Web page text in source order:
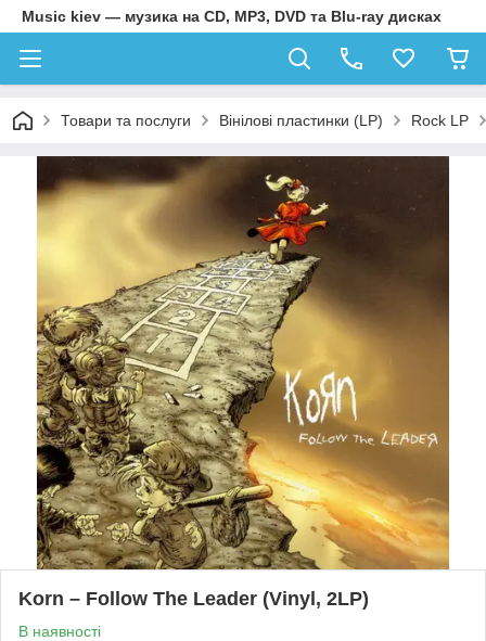
Music kiev — музика на CD, MP3, DVD та Blu-ray дисках
Товари та послуги Вінілові пластинки (LP) Rock LP
Korn – Follow The Leader (Vinyl, 2LP)
В наявності